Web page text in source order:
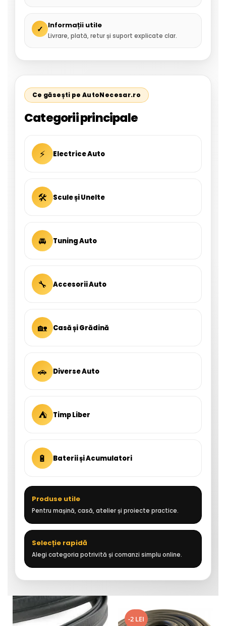
✓ Informații utile
Livrare, plată, retur și suport explicate clar.
Ce găsești pe AutoNecesar.ro
Categorii principale
⚡ Electrice Auto
🛠 Scule și Unelte
🚘 Tuning Auto
🔧 Accesorii Auto
🏡 Casă și Grădină
🚗 Diverse Auto
⛺ Timp Liber
🔋 Baterii și Acumulatori
Produse utile
Pentru mașină, casă, atelier și proiecte practice.
Selecție rapidă
Alegi categoria potrivită și comanzi simplu online.
-2 LEI